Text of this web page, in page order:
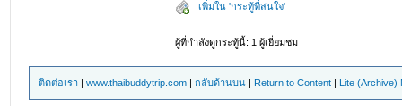
เพิ่มใน 'กระทู้ที่สนใจ'
ผู้ที่กำลังดูกระทู้นี้: 1 ผู้เยี่ยมชม
ติดต่อเรา |www.thaibuddytrip.com |กลับด้านบน | Return to Content | Lite (Archive)